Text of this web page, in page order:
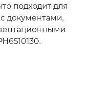
подходит для
документами,